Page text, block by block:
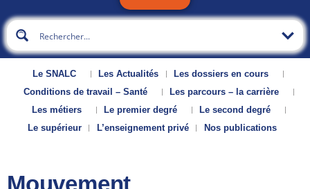
Le SNALC Les Actualités
Les dossiers en cours
Conditions de travail – Santé
Les parcours – la carrière
Les métiers
Le premier degré
Le second degré
Le supérieur
L’enseignement privé Nos publications
Mouvement